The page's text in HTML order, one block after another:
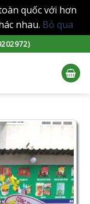
quốc với hơn
nhau. Bỏ qua